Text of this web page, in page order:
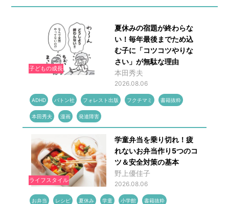
子どもの成長
夏休みの宿題が終わらな
い！毎年最後までため込
む子に「コツコツやりな
さい」が無駄な理由
本田秀夫
2026.08.06
ADHD バトン社 フォレスト出版 フクチマミ 書籍抜粋
本田秀夫 漫画 発達障害
ライフスタイル
学童弁当を乗り切れ！疲
れないお弁当作り5つのコ
ツ＆安全対策の基本
野上優佳子
2026.08.06
お弁当 レシピ 夏休み 学童 小学館 書籍抜粋